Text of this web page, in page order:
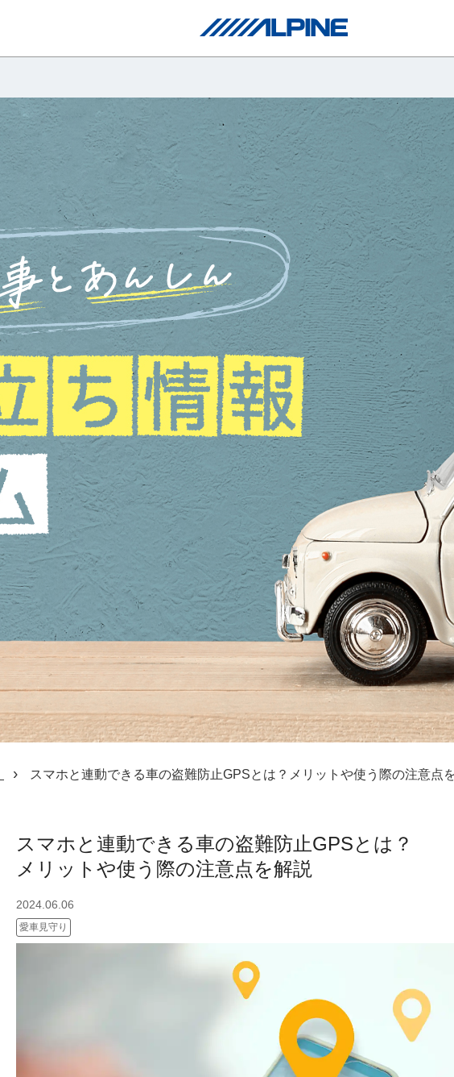
スマホと連動できる車の盗難防止GPSとは？メリットや使う際の注意点
スマホと連動できる車の盗難防止GPSとは？
メリットや使う際の注意点を解説
2024.06.06
愛車見守り